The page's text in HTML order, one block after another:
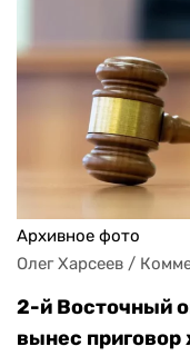
Архивное фото
Олег Харсеев /
2-й Восточный
вынес